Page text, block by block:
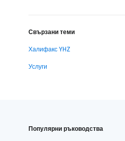
Свързани теми
Халифакс YHZ
Услуги
Популярни ръководства